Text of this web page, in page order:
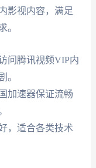
影视内容，满足
。
问腾讯视频VIP内
。
加速器保证流畅
，适合各类技术